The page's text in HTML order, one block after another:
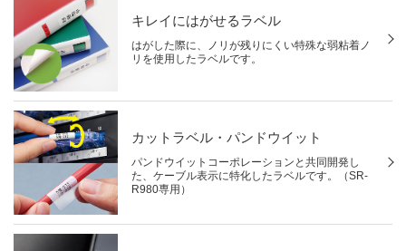
キレイにはがせるラベル
はがした際に、ノリが残りにくい特殊な弱粘着ノ
リを使用したラベルです。
カットラベル・パンドウイット
パンドウイットコーポレーションと共同開発し
た、ケーブル表示に特化したラベルです。（SR-
R980専用）